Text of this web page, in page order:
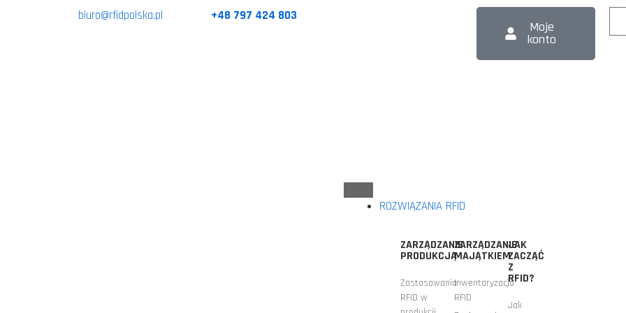
biuro@rfidpolska.pl +48 797 424 803
Moje
konto
ROZWIĄZANIA RFID
ZARZĄDZANIE
PRODUKCJĄ
Zastosowania
RFID w
ZARZĄDZANIE
MAJĄTKIEM
Inwentaryzacja
RFID
JAK
ZACZĄĆ
Z
RFID?
Jak